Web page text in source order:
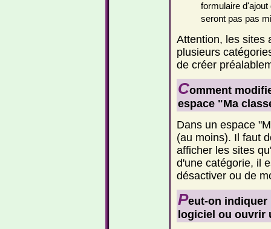
formulaire
seront pas pas
Attention, les sites
plusieurs
de créer
Comment
espace "Ma
Dans un espace
(au moins). Il faut
afficher les sites
d'une catégorie, il
désactiver ou de
Peut-on indiquer
logiciel ou ouvrir